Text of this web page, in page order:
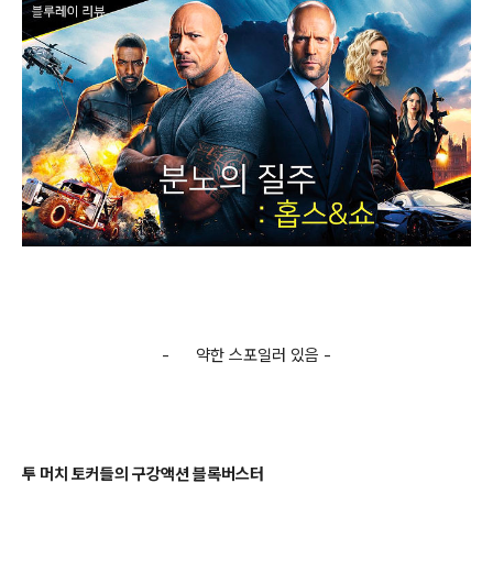
- 약한 스포일러 있음 -
투 머치 토커들의 구강액션 블록버스터